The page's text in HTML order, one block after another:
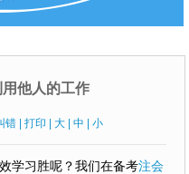
他人的工作
错 打印 大 中 小
学习胜呢？我们在备考注会